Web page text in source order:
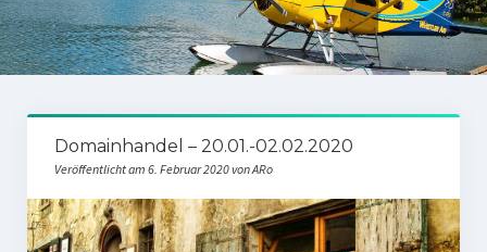
Domainverkauf
Domainhandel – 20.01.-02.02.2020
Veröffentlicht am 6. Februar 2020 von ARo